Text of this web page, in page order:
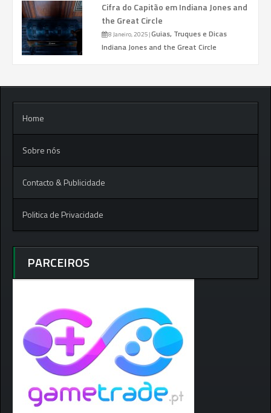
Cifra do Capitão em Indiana Jones and
the Great Circle
8 Janeiro, 2025|Guias, Truques e Dicas
Indiana Jones and the Great Circle
Home
Sobre nós
Contacto & Publicidade
Politica de Privacidade
PARCEIROS